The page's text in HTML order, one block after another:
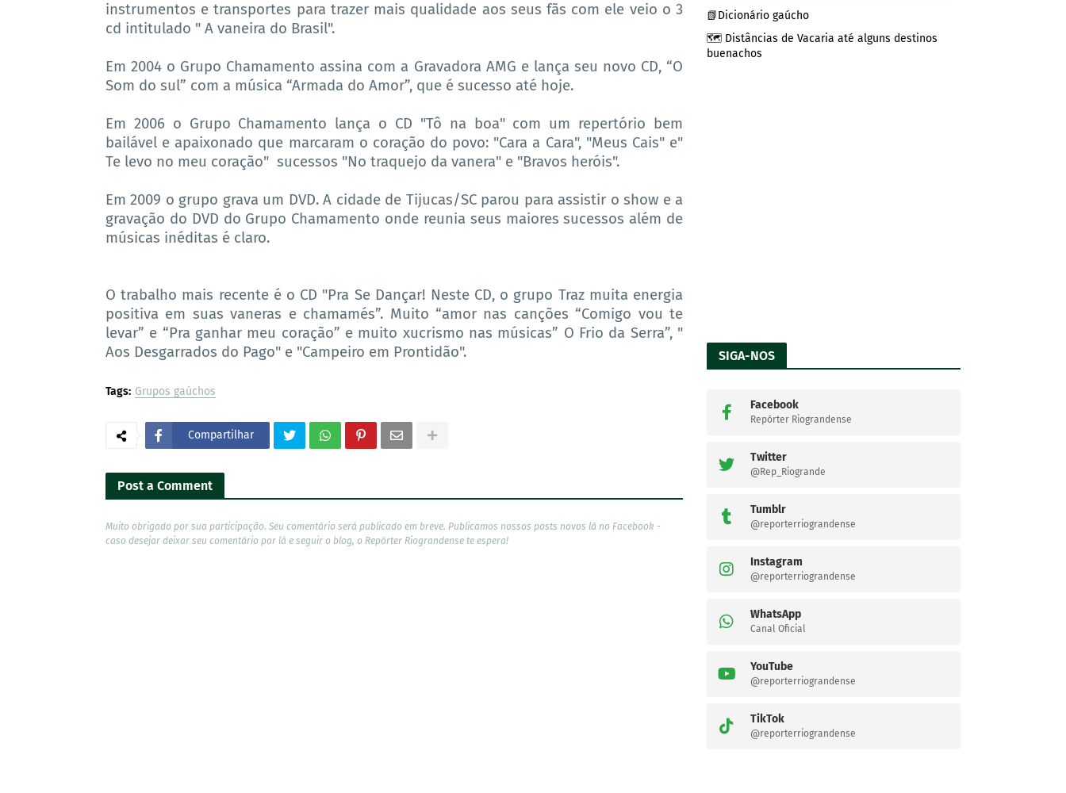
instrumentos e transportes para trazer mais qualidade aos seus fãs com ele veio o 3
cd intitulado " A vaneira do Brasil".
Em 2004 o Grupo Chamamento assina com a Gravadora AMG e lança seu novo CD, “O
Som do sul” com a música “Armada do Amor”, que é sucesso até hoje.
Em 2006 o Grupo Chamamento lança o CD "Tô na boa" com um repertório bem
bailável e apaixonado que marcaram o coração do povo: "Cara a Cara", "Meus Cais" e"
Te levo no meu coração" sucessos "No traquejo da vanera" e "Bravos heróis".
Em 2009 o grupo grava um DVD. A cidade de Tijucas/SC parou para assistir o show e a
gravação do DVD do Grupo Chamamento onde reunia seus maiores sucessos além de
músicas inéditas é claro.
O trabalho mais recente é o CD "Pra Se Dançar! Neste CD, o grupo Traz muita energia
positiva em suas vaneras e chamamés”. Muito “amor nas canções “Comigo vou te
levar” e “Pra ganhar meu coração” e muito xucrismo nas músicas” O Frio da Serra”, "
Aos Desgarrados do Pago" e "Campeiro em Prontidão".
Tags: Grupos gaúchos
Compartilhar
Post a Comment
Muito obrigado por sua participação. Seu comentário será publicado em breve. Publicamos nossos posts novos lá no Facebook -
caso desejar deixar seu comentário por lá e seguir o blog, o Repórter Riograndense te espera!
📗Dicionário gaúcho
🗺️ Distâncias de Vacaria até alguns destinos
buenachos
SIGA-NOS
Facebook
Repórter Riograndense
Twitter
@Rep_Riogrande
Tumblr
@reporterriograndense
Instagram
@reporterriograndense
WhatsApp
Canal Oficial
YouTube
@reporterriograndense
TikTok
@reporterriograndense